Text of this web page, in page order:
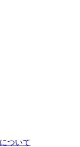
ついて